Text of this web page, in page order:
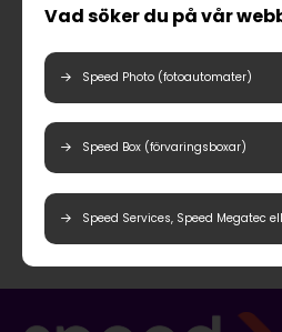
Vad söker du på vår
Speed Photo (fotoautomater)
Speed Box (förvaringsboxar)
Speed Services, Speed Megatec